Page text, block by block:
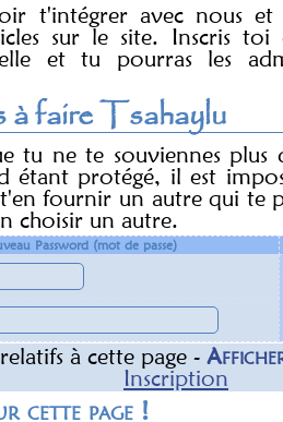
t'intégrer avec nous
sur le site. Inscris
et tu pourras les
à faire Tsahaylu
tu ne te souviennes
étant protégé, il est
fournir un autre qui te
choisir un autre.
Password (mot de passe)
sà cette page -
Inscription
cette page !